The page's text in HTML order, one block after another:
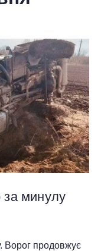
за минулу
Ворог продовжує